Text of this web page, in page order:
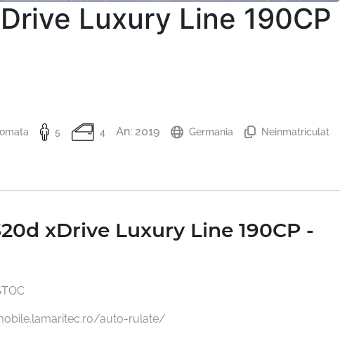
Luxury Line 190CP
5 4 An: 2019 Germania Neinmatriculat
xDrive Luxury Line 190CP -
auto-rulate/